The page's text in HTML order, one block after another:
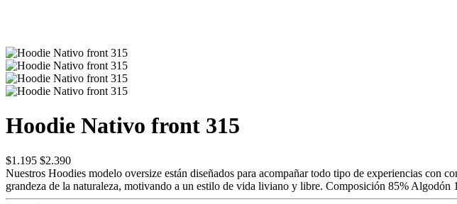
Hoodie Nativo front 315
$1.195 $2.390
Nuestros Hoodies modelo oversize están diseñados para acompañar todo tipo de experiencias con
grandeza de la naturaleza, motivando a un estilo de vida liviano y libre. Composición 85% Algodón